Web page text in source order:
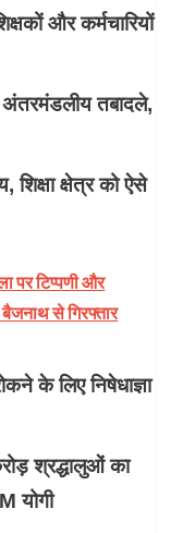
और कर्मचारियों
के अंतरमंडलीय तबादले,
शिक्षा क्षेत्र को ऐसे
पर टिप्पणी और
से गिरफ्तार
के लिए निषेधाज्ञा
श्रद्धालुओं का
योगी